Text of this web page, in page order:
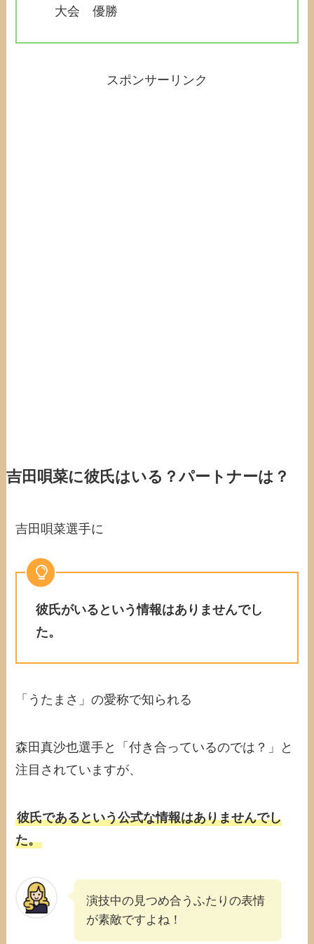
大会 優勝
スポンサーリンク
吉田唄菜に彼氏はいる？パートナーは？
吉田唄菜選手に
彼氏がいるという情報はありませんでし
た。
「うたまさ」の愛称で知られる
森田真沙也選手と「付き合っているのでは？」と
注目されていますが、
彼氏であるという公式な情報はありませんでし
た。
演技中の見つめ合うふたりの表情
が素敵ですよね！